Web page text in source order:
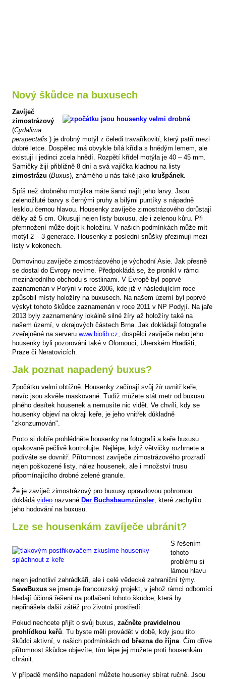
Nový škůdce na buxusech
Zavíječ
zimostrázový
(Cydalima
perspectalis ) je drobný motýl z čeledi travaříkovití, který patří mezi
dobré letce. Dospělec má obvykle bílá křídla s hnědým lemem, ale
existují i jedinci zcela hnědí. Rozpětí křídel motýla je 40 – 45 mm.
Samičky žijí přibližně 8 dní a svá vajíčka kladnou na listy
zimostrázu (Buxus), známého u nás také jako krušpánek.
Spíš než drobného motýlka máte šanci najít jeho larvy. Jsou
zelenožluté barvy s černými pruhy a bílými puntíky s nápadně
lesklou černou hlavou. Housenky zavíječe zimostrázového dorůstají
délky až 5 cm. Okusují nejen listy buxusu, ale i zelenou kůru. Při
přemnožení může dojít k holožíru. V našich podmínkách může mít
motýl 2 – 3 generace. Housenky z poslední snůšky přezimují mezi
listy v kokonech.
Domovinou zavíječe zimostrázového je východní Asie. Jak přesně
se dostal do Evropy nevíme. Předpokládá se, že pronikl v rámci
mezinárodního obchodu s rostlinami. V Evropě byl poprvé
zaznamenán v Porýní v roce 2006, kde již v následujícím roce
způsobil místy holožíry na buxusech. Na našem území byl poprvé
výskyt tohoto škůdce zaznamenán v roce 2011 v NP Podyjí. Na jaře
2013 byly zaznamenány lokálně silné žíry až holožíry také na
našem území, v okrajových částech Brna. Jak dokládají fotografie
zveřejněné na serveru www.biolib.cz, dospělci zavíječe nebo jeho
housenky byli pozorováni také v Olomouci, Uherském Hradišti,
Praze či Neratovicích.
Jak poznat napadený buxus?
Zpočátku velmi obtížně. Housenky začínají svůj žír uvnitř keře,
navíc jsou skvěle maskované. Tudíž můžete stát metr od buxusu
plného desítek housenek a nemusíte nic vidět. Ve chvíli, kdy se
housenky objeví na okraji keře, je jeho vnitřek důkladně
"zkonzumován".
Proto si dobře prohlédněte housenky na fotografii a keře buxusu
opakovaně pečlivě kontrolujte. Nejlépe, když větvičky rozhrnete a
podíváte se dovnitř. Přítomnost zavíječe zimostrázového prozradí
nejen poškozené listy, nález housenek, ale i množství trusu
připomínajícího drobné zelené granule.
Že je zavíječ zimostrázový pro buxusy opravdovou pohromou
dokládá video nazvané Der Buchsbaumzünsler , které zachytilo
jeho hodování na buxusu.
Lze se housenkám zavíječe ubránit?
S řešením
tohoto
problému si
lámou hlavu
nejen jednotliví zahrádkáři, ale i celé vědecké zahraniční týmy.
SaveBuxus se jmenuje francouzský projekt, v jehož rámci odborníci
hledají účinná řešení na potlačení tohoto škůdce, která by
nepřinášela další zátěž pro životní prostředí.
Pokud nechcete přijít o svůj buxus, začněte pravidelnou
prohlídkou keřů . Tu byste měli provádět v době, kdy jsou tito
škůdci aktivní, v našich podmínkách od března do října . Čím dříve
přítomnost škůdce objevíte, tím lépe jej můžete proti housenkám
chránit.
V případě menšího napadení můžete housenky sbírat ručně. Jsou